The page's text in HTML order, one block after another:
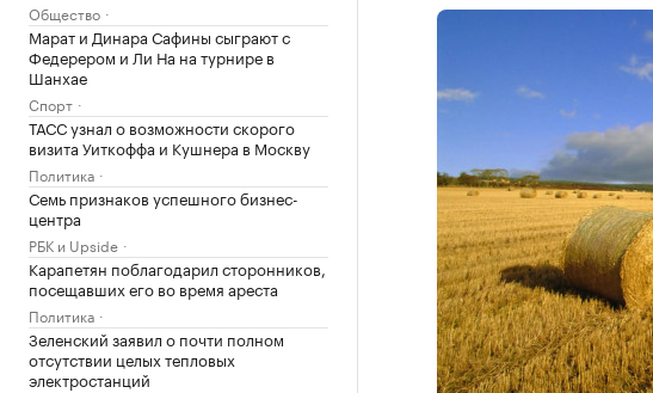
Общество
Марат и Динара Сафины сыграют с
Федерером и Ли На на турнире в
Шанхае
Спорт
ТАСС узнал о возможности скорого
визита Уиткоффа и Кушнера в Москву
Политика
Семь признаков успешного бизнес-
центра
РБК и Upside
Карапетян поблагодарил сторонников,
посещавших его во время ареста
Политика
Зеленский заявил о почти полном
отсутствии целых тепловых
электростанций